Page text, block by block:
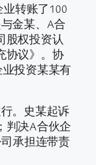
转账了100
金某、A合
股权投资认
协议》。协
投资某某有
。史某起诉
判决A合伙企
承担连带责